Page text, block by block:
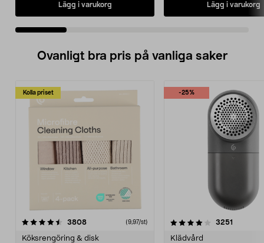
Lägg i varukorg Lägg i varukorg
Ovanligt bra pris på vanliga saker
Kolla priset
3808recensioner (9,97/st)
Köksrengöring & disk
-25%
4.0av 5 stjärnor 3251
Klädvård
4.5av 5 stjärnor